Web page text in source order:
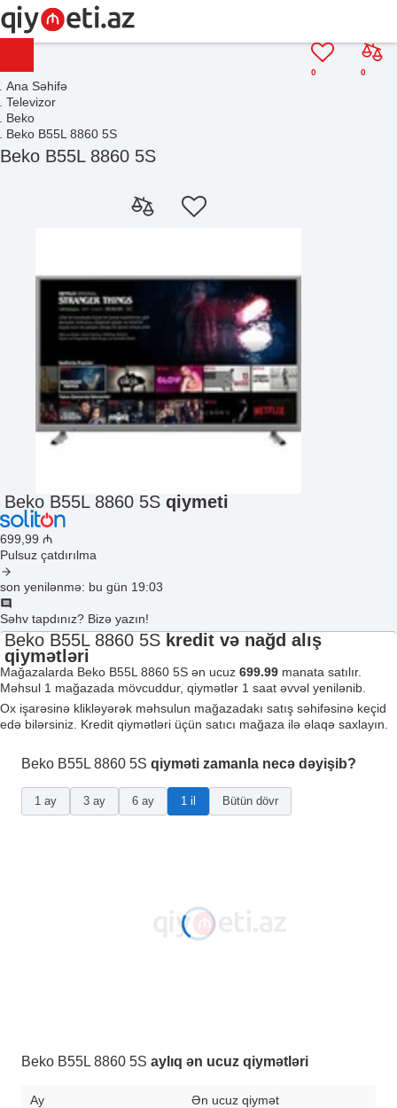
0
0
Ana Səhifə
Televizor
Beko
Beko B55L 8860 5S
Beko B55L 8860 5S
Beko B55L 8860 5S qiymeti
699 ,99 ₼
Pulsuz çatdırılma
son yenilənmə: bu gün 19:03
Səhv tapdınız? Bizə yazın!
Beko B55L 8860 5S kredit və nağd alış
qiymətləri
Mağazalarda Beko B55L 8860 5S ən ucuz 699.99 manata satılır.
Məhsul 1 mağazada mövcuddur, qiymətlər 1 saat əvvəl yenilənib.
Ox işarəsinə klikləyərək məhsulun mağazadakı satış səhifəsinə keçid
edə bilərsiniz. Kredit qiymətləri üçün satıcı mağaza ilə əlaqə saxlayın.
Beko B55L 8860 5S qiyməti zamanla necə dəyişib?
1 ay 3 ay 6 ay 1 il Bütün dövr
Beko B55L 8860 5S aylıq ən ucuz qiymətləri
Ay Ən ucuz qiymət